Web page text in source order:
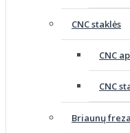
CNC staklės
CNC
CNC
Briaunų